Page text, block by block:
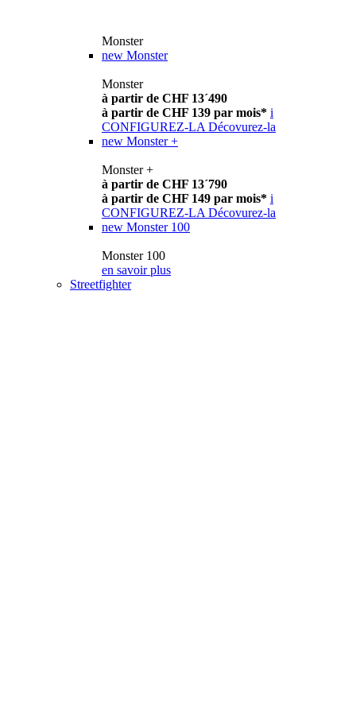
Monster
new Monster
Monster
à partir de CHF 13´490
à partir de CHF 139 par mois* i
CONFIGUREZ-LA Décovurez-la
new Monster +
Monster +
à partir de CHF 13´790
à partir de CHF 149 par mois* i
CONFIGUREZ-LA Décovurez-la
new Monster 100
Monster 100
en savoir plus
Streetfighter